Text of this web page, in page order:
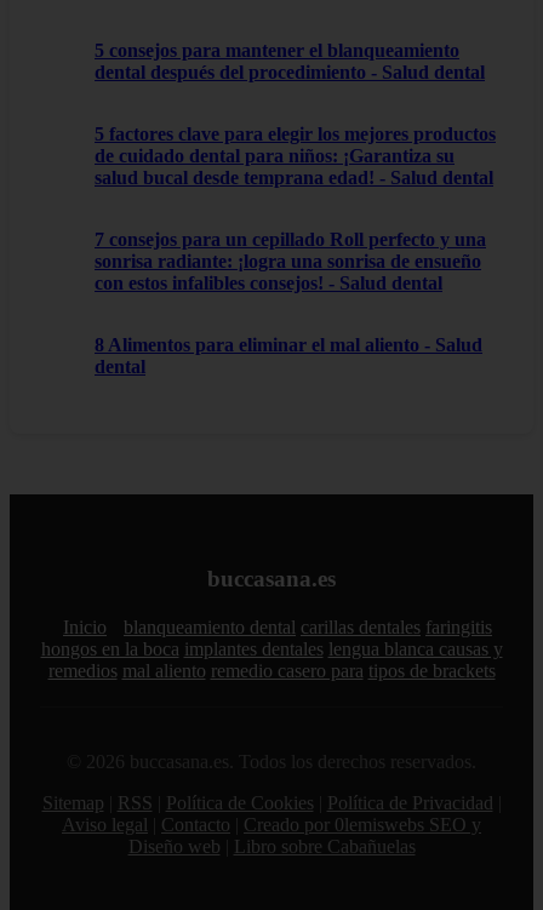
5 consejos para mantener el blanqueamiento
dental después del procedimiento - Salud dental
5 factores clave para elegir los mejores productos
de cuidado dental para niños: ¡Garantiza su
salud bucal desde temprana edad! - Salud dental
7 consejos para un cepillado Roll perfecto y una
sonrisa radiante: ¡logra una sonrisa de ensueño
con estos infalibles consejos! - Salud dental
8 Alimentos para eliminar el mal aliento - Salud
dental
buccasana.es
Inicio blanqueamiento dental carillas dentales faringitis
hongos en la boca implantes dentales lengua blanca causas y
remedios mal aliento remedio casero para tipos de brackets
© 2026 buccasana.es. Todos los derechos reservados.
Sitemap
RSS Política de Cookies Política de Privacidad
Aviso legal
Contacto
Creado por 0lemiswebs SEO y
Diseño web
Libro sobre Cabañuelas